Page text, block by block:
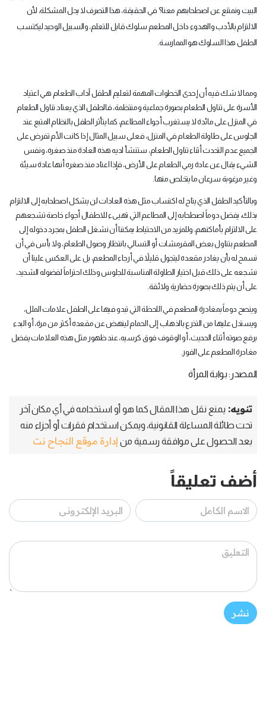
البيت ونمتنع عن اصطحابهم معنا؟ في الحقيقة، هذا التصرف لا يحل المشكلة، لأن
الالتزام بالأدب والهدوء داخل المطعم سلوك قابل للتعلم، والسبيل الوحيد ليكتسب
الطفل هذا السلوك هو الممارسة.
ومما لا شك فيه أن إحدى الخطوات المهمة لتعليم الطفل آداب الطعام هي اعتياد
الأسرة على تناول الطعام بصورة جماعية ومنتظمة، فالطفل الذي يعتاد تناول الطعام
في المنزل على مائدة لا يستغرب أجواء المطاعم، كما يتأثر الطفل بالنظام المتبع عند
الجلوس على طاولة الطعام في المنزل، فعلى سبيل المثال إذا كانت الأم تفرض على
الجميع عدم التحدث أثناء تناول الطعام، ستنشأ لديه هذه العادة منذ صغره، ونفس
الشيء يقال عن عادة رمي الطعام على الأرض، فإذا اعتاد منذ صغره أنها عادة سيئة
وغير مرغوبة سرعان ما يتخلص منها.
وبالتأكيد الطفل الذي يتاح له اكتساب مثل هذه العادات لن يشكل اصطحابه إلى الالتزام
بذلك، يفضل دوماً اصطحابه إلى المطاعم التي تهيىء للاطفال أجواء خاصة تشجعهم
على الالتزام بأماكنهم، وللمزيد من الاحتياط يمكننا أن نشغل الطفل بمجرد دخوله إلى
المطعم بتناول بعض المقرمشات أو التسالي بانتظار وصول الطعام، ولا بأس في أن
نسمح له بأن يغادر مقعده ليتجول قليلاً في أرجاء المطعم، بل على العكس علينا أن
نشجعه على ذلك قبل اختيار الطاولة المناسبة للجلوس وذلك احتراماً لفضوله الشديد،
على أن يتم ذلك بصورة حضارية ولائقة.
وينصح دوماً بمغادرة المطعم في اللحظة التي تبدو فيها على الطفل علامات الملل،
ويستدل عليها من التذرع بالذهاب إلى الحمام لينهض عن مقعده أكثر من مرة، أو البدء
برفع صوته أثناء الحديث، أو الوقوف فوق كرسيه، عند ظهور مثل هذه العلامات يفضل
مغادرة المطعم على الفور.
المصدر: بوابة المرأة
تنويه: يمنع نقل هذا المقال كما هو أو استخدامه في أي مكان آخر
تحت طائلة المساءلة القانونية، ويمكن استخدام فقرات أو أجزاء منه
بعد الحصول على موافقة رسمية من إدارة موقع النجاح نت
أضف تعليقاً
نشر